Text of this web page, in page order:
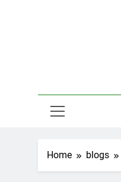
Home blogs